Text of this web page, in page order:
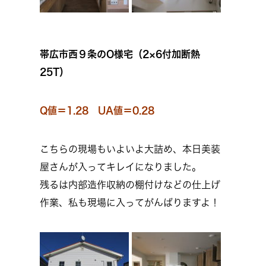
帯広市西９条のO様宅（2×6付加断熱
25T）
Q値＝1.28 UA値＝0.28
こちらの現場もいよいよ大詰め、本日美装
屋さんが入ってキレイになりました。
残るは内部造作収納の棚付けなどの仕上げ
作業、私も現場に入ってがんばりますよ！